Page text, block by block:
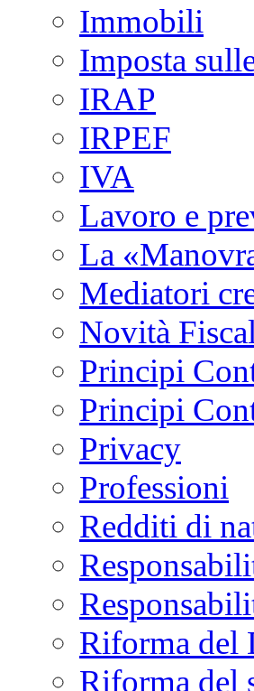
Immobili
Imposta
IRAP
IRPEF
IVA
Lavoro e
La
Mediatori
Novità
Principi
Principi
Privacy
Professioni
Redditi di
Riforma del
Riforma del